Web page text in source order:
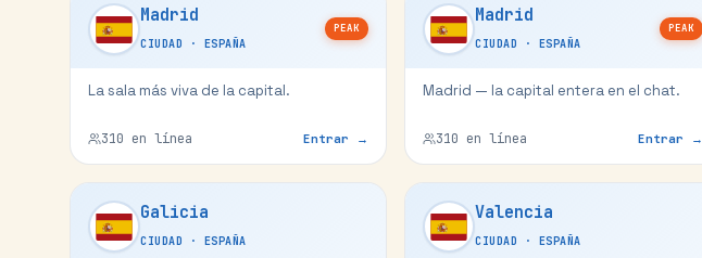
Madrid
CIUDAD · ESPAÑA
PEAK
La sala más viva de la capital.
310 en línea Entrar →
Madrid
CIUDAD · ESPAÑA
PEAK
Madrid — la capital entera en el chat.
310 en línea Entrar →
Galicia
CIUDAD · ESPAÑA
Valencia
CIUDAD · ESPAÑA